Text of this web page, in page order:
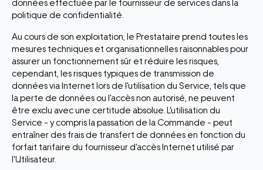
données effectuée par le fournisseur de services dans la
politique de confidentialité.
Au cours de son exploitation, le Prestataire prend toutes les
mesures techniques et organisationnelles raisonnables pour
assurer un fonctionnement sûr et réduire les risques,
cependant, les risques typiques de transmission de
données via Internet lors de l'utilisation du Service, tels que
la perte de données ou l'accès non autorisé, ne peuvent
être exclu avec une certitude absolue. L'utilisation du
Service - y compris la passation de la Commande - peut
entraîner des frais de transfert de données en fonction du
forfait tarifaire du fournisseur d'accès Internet utilisé par
l'Utilisateur.